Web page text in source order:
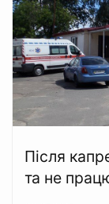
Після
та не